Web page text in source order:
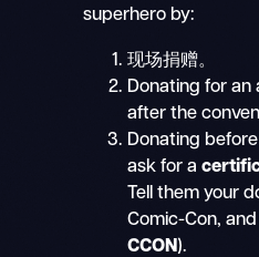
superhero by:
现场捐赠。
Donating for
after the
Donating
ask for a
Tell them your
Comic-Con,
CCON ).